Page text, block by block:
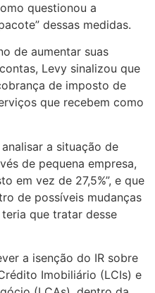
questionou a
dessas medidas.
de aumentar suas
Levy sinalizou que
de imposto de
que recebem como
a situação de
de pequena empresa,
em vez de 27,5%”, e que
de possíveis mudanças
que tratar desse
a isenção do IR sobre
Imobiliário (LCIs) e